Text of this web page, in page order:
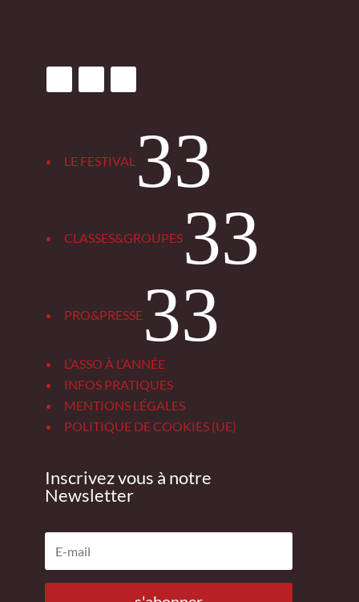
LE FESTIVAL 3
CLASSES&GROUPES 3
PRO&PRESSE 3
L’ASSO À L’ANNÉE
INFOS PRATIQUES
MENTIONS LÉGALES
POLITIQUE DE COOKIES (UE)
Inscrivez vous à notre
Newsletter